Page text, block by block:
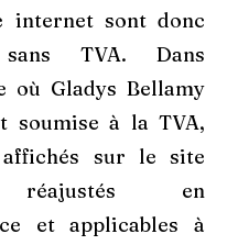
internet sont donc
TVA. Dans
où Gladys Bellamy
soumise à la TVA,
sur le site
réajustés en
et applicables à